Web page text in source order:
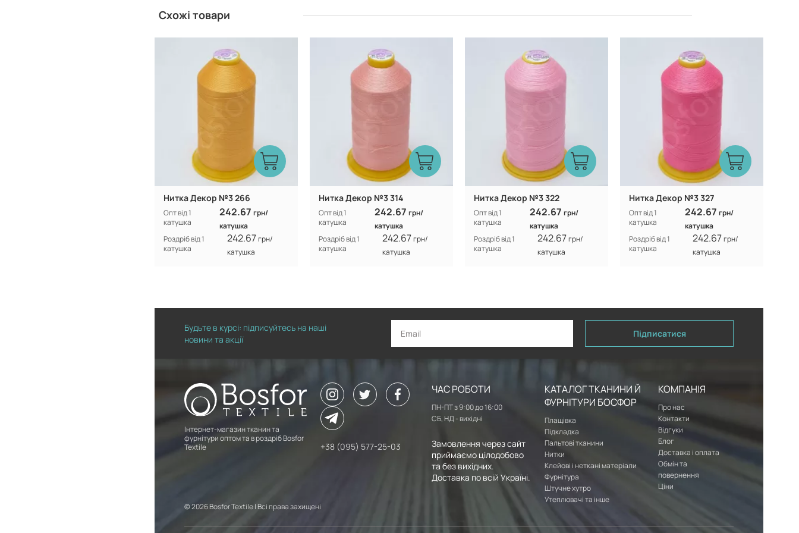
Схожі товари
Туреччина
Нитка Декор №3 266
Опт від 1
катушка
242.67грн/
катушка
Роздріб від 1
катушка
242.67грн/
катушка
Туреччина
Нитка Декор №3 314
Опт від 1
катушка
242.67грн/
катушка
Роздріб від 1
катушка
242.67грн/
катушка
Туреччина
Нитка Декор №3 322
Опт від 1
катушка
242.67грн/
катушка
Роздріб від 1
катушка
242.67грн/
катушка
Туреччина
Нитка Декор №3 327
Опт від 1
катушка
242.67грн/
катушка
Роздріб від 1
катушка
242.67грн/
катушка
Будьте в курсі: підписуйтесь на наші
новини та акції
Підписатися
Інтернет-магазин тканин та
фурнітури оптом та в роздріб Bosfor
Textile
+38 (095) 577-25-03
ЧАС РОБОТИ
ПН-ПТ з 9:00 до 16:00
СБ, НД - вихідні
Замовлення через сайт
приймаємо цілодобово
та без вихідних.
Доставка по всій Україні.
КАТАЛОГ ТКАНИНИ Й
ФУРНІТУРИ БОСФОР
Плащівка
Підкладка
Пальтові тканини
Нитки
Клейові і неткані матеріали
Фурнітура
Штучне хутро
Утеплювачі та інше
КОМПАНІЯ
Про нас
Контакти
Відгуки
Блог
Доставка і оплата
Обмін та
повернення
Ціни
© 2026 Bosfor Textile | Всі права захищені